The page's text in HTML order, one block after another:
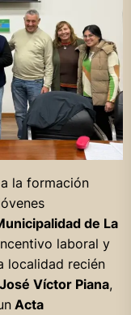
la formación
de La
laboral y
localidad recién
José Víctor Piana,
Acta